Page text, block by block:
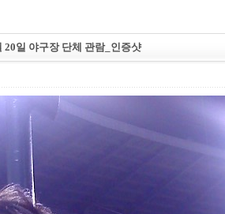
20일 야구장 단체 관람_인증샷